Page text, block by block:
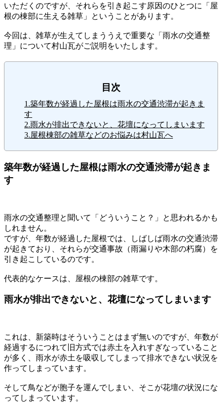
いただくのですが、それらを引き起こす原因のひとつに「屋
根の棟部に生える雑草」ということがあります。
今回は、雑草が生えてしまううえで重要な「雨水の交通整
理」について村山瓦がご説明をいたします。
目次
1.築年数が経過した屋根は雨水の交通渋滞が起きま
す
2.雨水が排出できないと、花壇になってしまいます
3.屋根棟部の雑草などのお悩みは村山瓦へ
築年数が経過した屋根は雨水の交通渋滞が起きま
す
雨水の交通整理と聞いて「どういうこと？」と思われるかも
しれません。
ですが、年数が経過した屋根では、しばしば雨水の交通渋滞
が起きており、それらが交通事故（雨漏りや木部の朽腐）を
引き起こしているのです。
代表的なケースは、屋根の棟部の雑草です。
雨水が排出できないと、花壇になってしまいます
これは、新築時はそういうことはまず無いのですが、年数が
経過するにつれて旧方式では赤土を入れすぎなっていること
が多く、雨水が赤土を吸収してしまって排水できない状況を
作ってしまっています。
そして鳥などが胞子を運んでしまい、そこが花壇の状況にな
ってしまっています。